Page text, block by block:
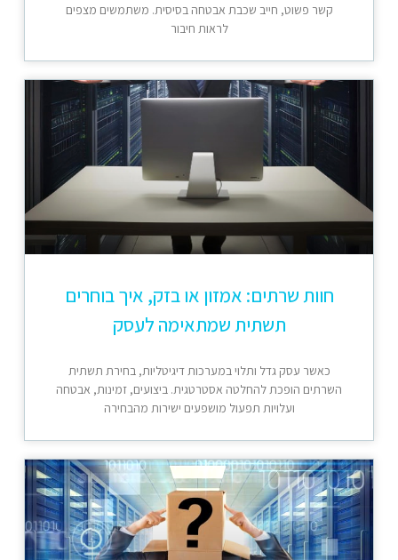
קשר פשוט, חייב שכבת אבטחה בסיסית. משתמשים מצפים
לראות חיבור
חוות שרתים: אמזון או בזק, איך בוחרים
תשתית שמתאימה לעסק
כאשר עסק גדל ותלוי במערכות דיגיטליות, בחירת תשתית
השרתים הופכת להחלטה אסטרטגית. ביצועים, זמינות, אבטחה
ועלויות תפעול מושפעים ישירות מהבחירה